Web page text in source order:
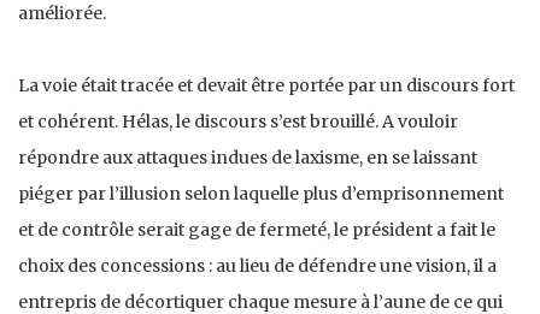
améliorée.
La voie était tracée et devait être portée par un discours fort
et cohérent. Hélas, le discours s’est brouillé. A vouloir
répondre aux attaques indues de laxisme, en se laissant
piéger par l’illusion selon laquelle plus d’emprisonnement
et de contrôle serait gage de fermeté, le président a fait le
choix des concessions : au lieu de défendre une vision, il a
entrepris de décortiquer chaque mesure à l’aune de ce qui